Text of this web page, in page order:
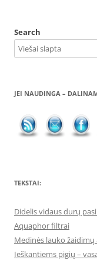
Search
JEI NAUDINGA –
TEKSTAI:
Didelis vidaus durų
Aquaphor filtrai
Medinės lauko
Ieškantiems pigių –